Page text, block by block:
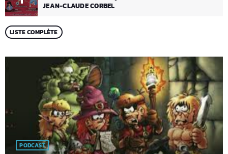
JEAN-CLAUDE CORBEL
LISTE COMPLÈTE
PODCAST